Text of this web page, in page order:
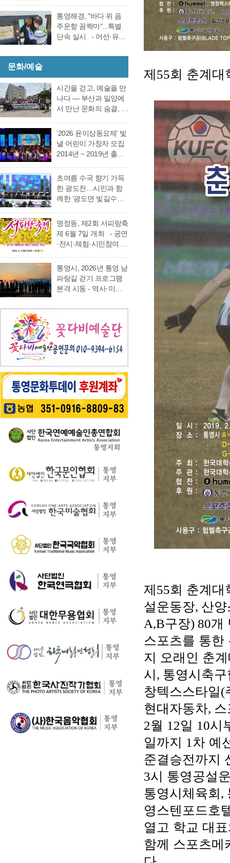
보는 기존과 동일, 천영
기 후보는 기존보다 6표
증가했다. 이로써 두 후
난 6·3 지방선거에서 44
표 차이로 당락이 갈린
통영시장 선거에 대한
남 선관위에서 하기로
27일 오후 2시 경남도
선관위 청사 6층 회의실
에서 전량 수작…
결을 펼친 무소속 전병
일 의원이 각각 등록해
정견 발표 이후 곧바로
원 7표로 통영시의회
회의규칙에 따른 재적
의원 과반수 득표자가
나오지 않았고 2차 투표
에서도 1차투료와 같이
정…
통영시 가선거구 전병
일 의원이 1일 오전 통
영시청 브리핑 룸에서
기자회견을 열고 통영
소회를 밝혔다. 전병일
위원은 “지난 지방선거
에서 대한민국 보수의
텃밭이라고 평가받던
시의회 개원 이후 처음
으로 진보진영인 민주
당이 과반 의석을 차지
었다. 이에 먼저 평생 보
수를 자처하던 저의 부
족함을 질책하…
통영해경, "바다 위 음
주운항 꼼짝마"...특별
단속 실시 - 어선·유도
대상, 음주운항 근절 총
여름철 해양관광객 증
가와 금어기 해제에 따
른 출어선 증가로 음주
운항 사고 발생이 우려
부터 8월 28일(금)까지
71일간 음주운항 특별
단속을 실시한다고 밝
혔다. 최근 3년간
음주운항 단속 현황을
분석한 결과, 본격적인
조업이 시작되는 봄철
운항이 지속적으로 발
생했으며, 특히 여름철
적발 …
문화/예술
시간을 걷고, 예술을 만
나다 ― 부산과 밀양에
서 만난 문화의 숨결, 그
은 길을 따라 움직이지
만, 마음은 시간을 따라
걷는다. 어떤 여행은 낯
선 풍경을 만나기 위해
래도록 마음속에 품어
온 질문의 답을 찾기 위
해 길을 나선다. 이번 여
다. 역사와 예술을 만나
고, 그 속에서 통영의 내
일을 그려 보기 위한 작
다. 2026년 7월 17일,
아침 여덟 시. 무전동
열방교회 앞에는 두 대
의 버스가 숨고르기를
‘2026 윤이상동요제’ 빛
낼 어린이 가창자 모집
2014년 ~ 2019년 출생
가능 통영국제음악재
단(이사장 강석주)이 오
는 9월 19일 개최하는
를 모집한다. ‘윤이상
동요제’는 통영국제음
악재단이 세계적인 작
악적 유산을 계승하고
자 시작한 사업으로, 어
린이들에게 음악 교육
동요를 보급하기 위해
있다. 윤이상 선생은 현
대음악의 거장으로 널
리 알려져 있지만, 해방
초여름 수국 향기 가득
한 광도천…시민과 함
께한 ‘광도면 빛길수국
정취가 절정에 이른 6월
20일 통영시 광도면(면
장 노승욱) 광도천 일원
에서는 형형색색의 수
많은 시민과 관광객이
찾은 「광도면 빛길수
국축제」가 성황리에
라 만개한 수국길은 동
심의 세계를 느끼게 하
고 연인은 물론 가족들
과 나들이 나온 이들의
미소함께 발길을 사로
빛, 하늘빛 수국이 어우
러진 산책로는 곳곳이
사진 명소로 변하며 꽃
길을 걷는 이들의 웃음
소리가…
명정동, 제2회 서피랑축
제 6월 7일 개최 - 공연
·전시·체험·시민참여 프
사 마련 명정동주민자
치위원회(위원장 이진
숙)가 주최·주관하는
까지 서피랑공원 일대
에서 개최된다. 이번 축
제는 통영시, 명정동, 명
정동자생단체가 후원하
고 지역 주민과 관광객
이 함께 어울려 서피랑
의 매력을 즐길 수 있는
주민 참여형 축제로 구
성한다는 계획이다. 행
사에서는 길놀이를 시
작으로 충렬초등학교
학생들의 우쿨렐레 발
표공연과 명정동 주민
통영시, 2026년 통영 남
파랑길 걷기 프로그램
본격 시동 - 역사·미식·
영 고유의 차별화된 테
영시는 한려수도의 수
려한 비경과 풍부한 역
사·문화자원을 결합한
해 2026년 통영 남파랑
길 걷기 프로그램을 본
격 운영한다고 밝혔다.
이번 사업은 남파랑길
통영 구간(14~15코스,
력을 널리 알리고 도보
여행 활성화를 도모하
기 위해 추진된다. 통영
의 역사·문화·미식·야간
관광 자원을 연계한 다
운영하고, 통영 …
제 55회 춘계
제 55회 춘계대
설운동장, 산
A,B구장) 80개
스포츠를 통한
지 오래인 춘
시 , 통영시축
창텍스스타일(
현대자동차,
2월 12일 10시
일까지 1 차 예
준결승전까지
3시 통영공설
통영시체육회 ,
영스텐포드호
열고 학교 대
함께 스포츠메